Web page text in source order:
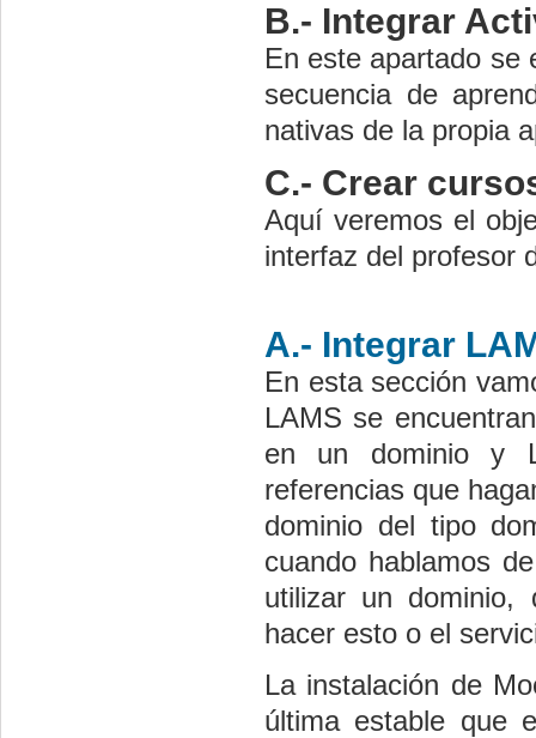
B.- Integrar
En este apartado se
secuencia de
nativas de la propia
C.- Crear
Aquí veremos el
interfaz del profesor
A.- Integrar
En esta sección
LAMS se
en un dominio y
referencias que
dominio del tipo
cuando hablamos
utilizar un dominio,
hacer esto o el
La instalación de
última estable que